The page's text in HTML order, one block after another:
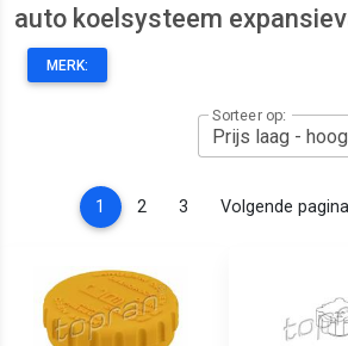
auto koelsysteem
MERK:
Sorteer op:
1 (current)
2 3 Volgende pagina